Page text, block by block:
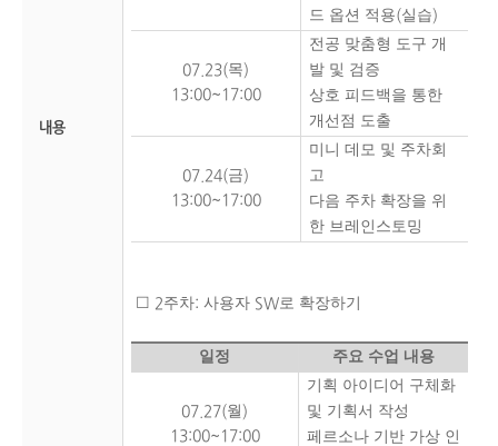
내용
드 옵션 적용(실습)
07.23(목)
13:00~17:00
전공 맞춤형 도구 개
발 및 검증
상호 피드백을 통한
개선점 도출
07.24(금)
13:00~17:00
미니 데모 및 주차회
고
다음 주차 확장을 위
한 브레인스토밍
☐ 2주차: 사용자 SW로 확장하기
일정 주요 수업 내용
07.27(월 )
13:00~17:00
기획 아이디어 구체화
및 기획서 작성
페르소나 기반 가상 인